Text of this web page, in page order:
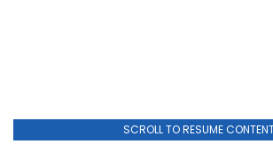
SCROLL TO RESUME